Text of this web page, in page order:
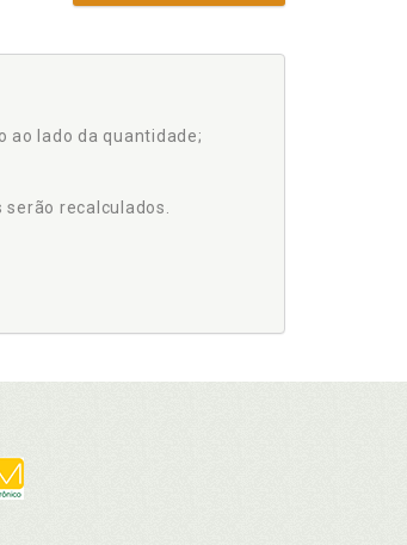
ao lado da quantidade;
recalculados.